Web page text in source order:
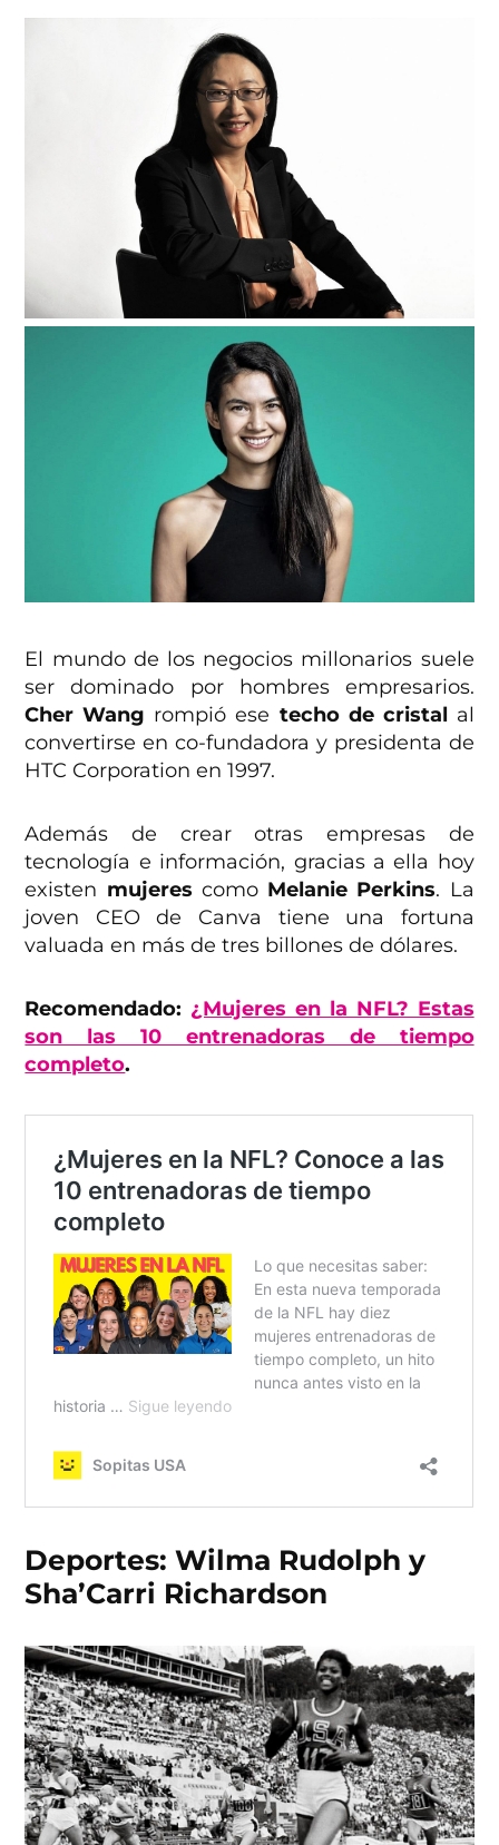
El mundo de los negocios millonarios suele
ser dominado por hombres empresarios.
Cher Wang rompió ese techo de cristal al
convertirse en co-fundadora y presidenta de
HTC Corporation en 1997.
Además de crear otras empresas de
tecnología e información, gracias a ella hoy
existen mujeres como Melanie Perkins. La
joven CEO de Canva tiene una fortuna
valuada en más de tres billones de dólares.
Recomendado: ¿Mujeres en la NFL? Estas
son las 10 entrenadoras de tiempo
completo.
Deportes: Wilma Rudolph y
Sha’Carri Richardson